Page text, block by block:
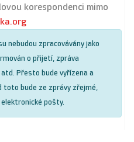
korespondenci mimo
nebudou zpracovávány jako
o přijetí, zpráva
Přesto bude vyřízena a
toto bude ze zprávy zřejmé,
pošty.